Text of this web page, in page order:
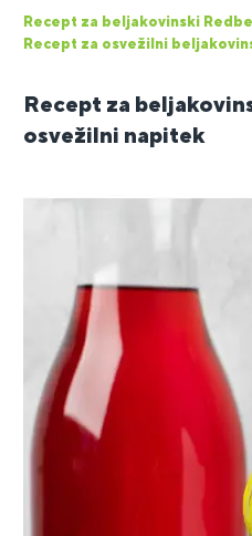
Recept za beljakovinski
Recept za osvežilni
Recept za
osvežilni napitek